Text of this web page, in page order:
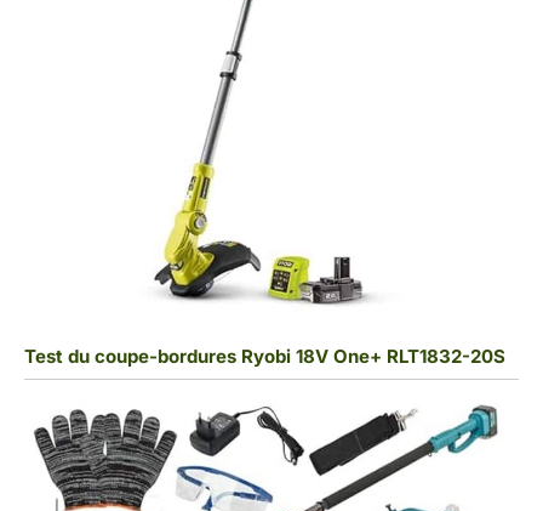
Test du coupe-bordures Ryobi 18V One+ RLT1832-20S